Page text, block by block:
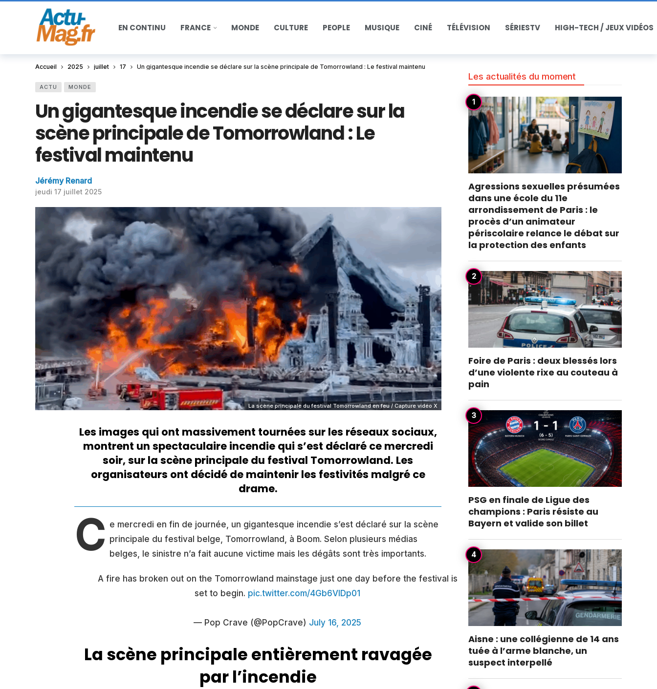
EN CONTINU FRANCE MONDE CULTURE PEOPLE MUSIQUE CINÉ TÉLÉVISION SÉRIESTV HIGH-TECH / JEUX VIDÉOS
Accueil 2025 juillet 17 Un gigantesque incendie se déclare sur la scène principale de Tomorrowland : Le festival maintenu
ACTU MONDE
Un gigantesque incendie se déclare sur la
scène principale de Tomorrowland : Le
festival maintenu
Jérémy Renard
jeudi 17 juillet 2025
La scène principale du festival Tomorrowland en feu / Capture vidéo X
Les images qui ont massivement tournées sur les réseaux sociaux,
montrent un spectaculaire incendie qui s’est déclaré ce mercredi
soir, sur la scène principale du festival Tomorrowland. Les
organisateurs ont décidé de maintenir les festivités malgré ce
drame.
C e mercredi en fin de journée, un gigantesque incendie s’est déclaré sur la scène
principale du festival belge, Tomorrowland, à Boom. Selon plusieurs médias
belges, le sinistre n’a fait aucune victime mais les dégâts sont très importants.
A fire has broken out on the Tomorrowland mainstage just one day before the festival is
set to begin. pic.twitter.com/4Gb6VlDp01
— Pop Crave (@PopCrave) July 16, 2025
La scène principale entièrement ravagée
par l’incendie
Les actualités du moment
Agressions sexuelles présumées
dans une école du 11e
arrondissement de Paris : le
procès d’un animateur
périscolaire relance le débat sur
la protection des enfants
Foire de Paris : deux blessés lors
d’une violente rixe au couteau à
pain
PSG en finale de Ligue des
champions : Paris résiste au
Bayern et valide son billet
Aisne : une collégienne de 14 ans
tuée à l’arme blanche, un
suspect interpellé